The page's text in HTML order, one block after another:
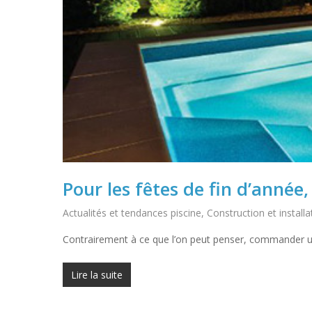
Pour les fêtes de fin
Actualités et tendances piscine, Construction et
Contrairement à ce que l’on peut penser, commander
Lire la suite